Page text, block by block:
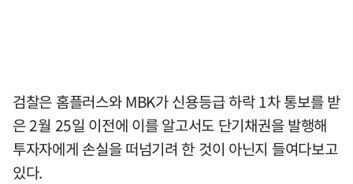
검찰은 홈플러스와 MBK가 신용등급 하락 1차 통보를 받
은 2월 25일 이전에 이를 알고서도 단기채권을 발행해
투자자에게 손실을 떠넘기려 한 것이 아닌지 들여다보고
있다.